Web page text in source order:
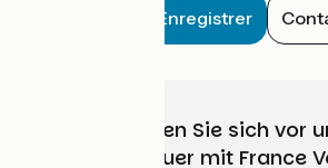
Enregistrer
Wählen, bereiten Sie sich vor
Ihr Radabenteuer mit France